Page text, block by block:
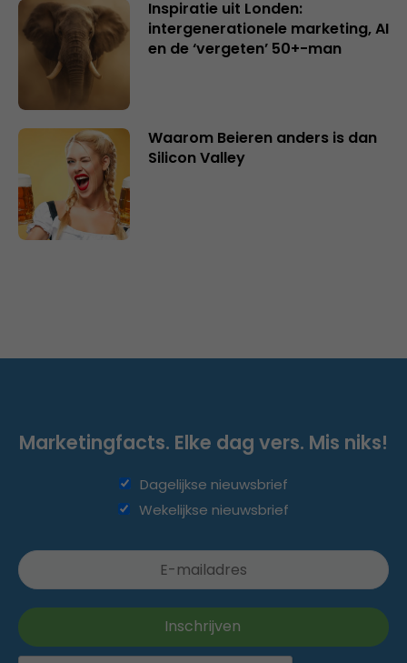
Inspiratie uit Londen:
intergenerationele marketing, AI
en de ‘vergeten’ 50+-man
Waarom Beieren anders is dan
Silicon Valley
Marketingfacts. Elke dag vers. Mis niks!
Dagelijkse nieuwsbrief
Wekelijkse nieuwsbrief